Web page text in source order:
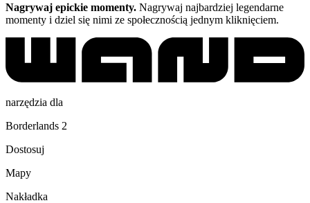
Nagrywaj epickie momenty. Nagrywaj najbardziej legendarne
momenty i dziel się nimi ze społecznością jednym kliknięciem.
narzędzia dla
Borderlands 2
Dostosuj
Mapy
Nakładka